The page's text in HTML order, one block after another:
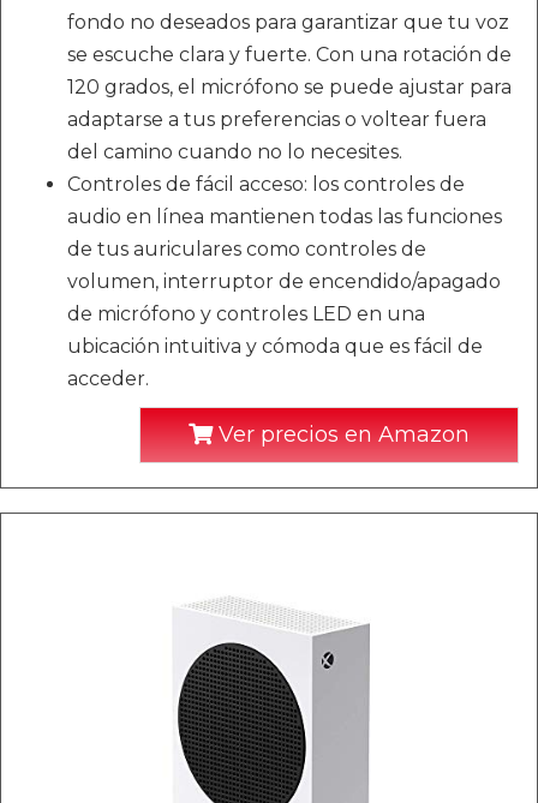
fondo no deseados para garantizar que tu voz
se escuche clara y fuerte. Con una rotación de
120 grados, el micrófono se puede ajustar para
adaptarse a tus preferencias o voltear fuera
del camino cuando no lo necesites.
Controles de fácil acceso: los controles de
audio en línea mantienen todas las funciones
de tus auriculares como controles de
volumen, interruptor de encendido/apagado
de micrófono y controles LED en una
ubicación intuitiva y cómoda que es fácil de
acceder.
Ver precios en Amazon